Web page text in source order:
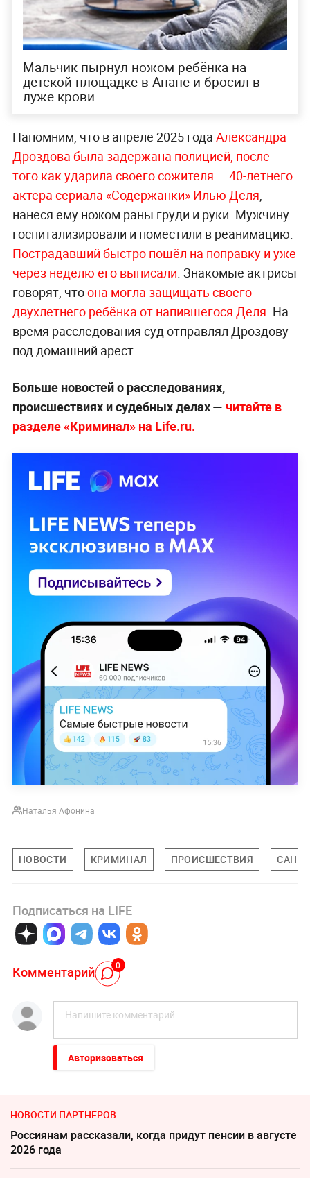
Мальчик пырнул ножом ребёнка на
детской площадке в Анапе и бросил в
луже крови
Напомним, что в апреле 2025 года Александра
Дроздова была задержана полицией, после
того как ударила своего сожителя — 40-летнего
актёра сериала «Содержанки» Илью Деля,
нанеся ему ножом раны груди и руки. Мужчину
госпитализировали и поместили в реанимацию.
Пострадавший быстро пошёл на поправку и уже
через неделю его выписали. Знакомые актрисы
говорят, чтоона могла защищать своего
двухлетнего ребёнка от напившегося Деля. На
время расследования суд отправлял Дроздову
под домашний арест.
Больше новостей о расследованиях,
происшествиях и судебных делах — читайте в
разделе «Криминал» на Life.ru.
Наталья Афонина
НОВОСТИ КРИМИНАЛ ПРОИСШЕСТВИЯ
Подписаться на LIFE
Комментарий 0
Авторизоваться
НОВОСТИ ПАРТНЕРОВ
Россиянам рассказали, когда придут пенсии в августе
2026 года